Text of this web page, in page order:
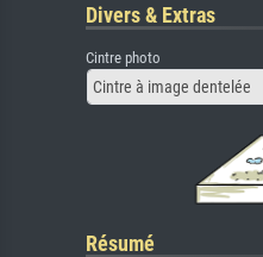
Divers & Extras
Cintre photo
Cintre à image dentelée
Résumé